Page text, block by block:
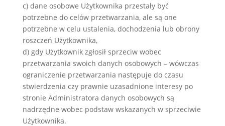
c) dane osobowe Użytkownika przestały być
potrzebne do celów przetwarzania, ale są one
potrzebne w celu ustalenia, dochodzenia lub obrony
roszczeń Użytkownika,
d) gdy Użytkownik zgłosił sprzeciw wobec
przetwarzania swoich danych osobowych – wówczas
ograniczenie przetwarzania następuje do czasu
stwierdzenia czy prawnie uzasadnione interesy po
stronie Administratora danych osobowych są
nadrzędne wobec podstaw wskazanych w sprzeciwie
Użytkownika.